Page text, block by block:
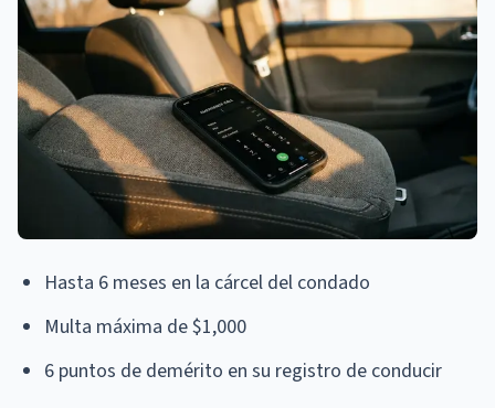
Hasta 6 meses en la cárcel del condado
Multa máxima de $1,000
6 puntos de demérito en su registro de conducir